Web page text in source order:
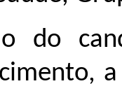
do